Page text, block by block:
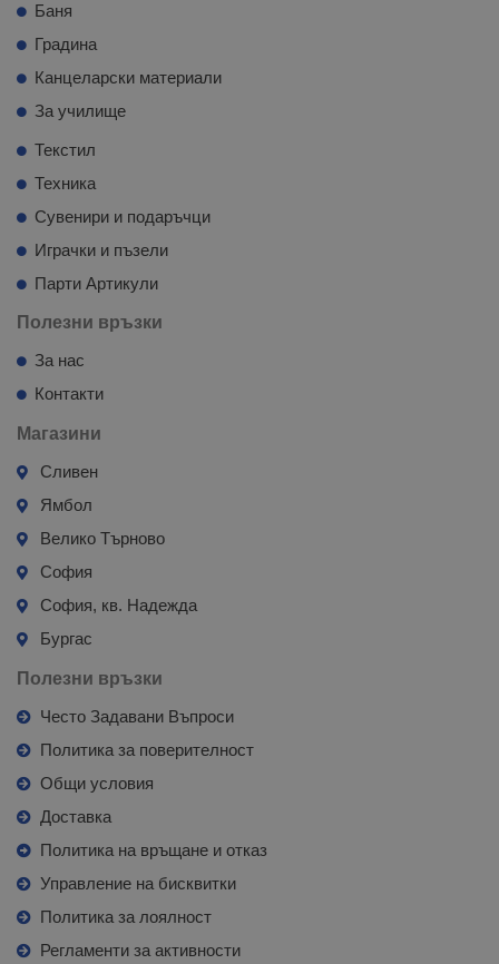
Баня
Градина
Канцеларски материали
За училище
Текстил
Техника
Сувенири и подаръчци
Играчки и пъзели
Парти Артикули
Полезни връзки
За нас
Контакти
Магазини
Сливен
Ямбол
Велико Търново
София
София, кв. Надежда
Бургас
Полезни връзки
Често Задавани Въпроси
Политика за поверителност
Общи условия
Доставка
Политика на връщане и отказ
Управление на бисквитки
Политика за лоялност
Регламенти за активности